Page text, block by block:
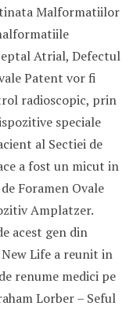
Malformatiilor
Atrial, Defectul
Patent vor fi
radioscopic, prin
speciale
al Sectiei de
a fost un micut in
Foramen Ovale
Amplatzer.
acest gen din
Life a reunit in
renume medici pe
Lorber – Seful